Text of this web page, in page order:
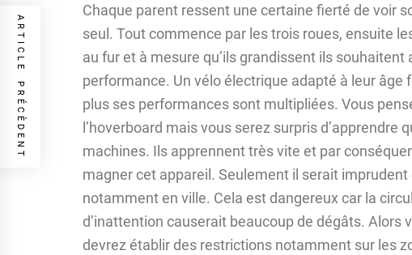
Chaque parent ressent une certaine fierté de voir
seul. Tout commence par les trois roues, ensuite
au fur et à mesure qu’ils grandissent ils
performance. Un vélo électrique adapté à leur âge
plus ses performances sont multipliées. Vous
l’hoverboard mais vous serez surpris d’apprendre
machines. Ils apprennent très vite et par
magner cet appareil. Seulement il serait
notamment en ville. Cela est dangereux car la
d’inattention causerait beaucoup de dégâts. Alors
devrez établir des restrictions notamment sur les
ARTICLE PRÉCÈDENT